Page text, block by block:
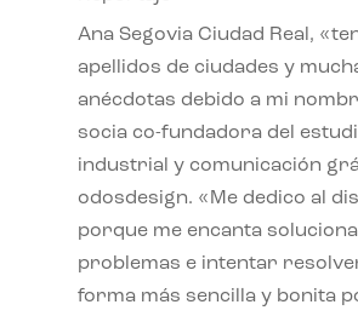
Ana Segovia Ciudad Real,
apellidos de ciudades y
anécdotas debido a mi
socia co-fundadora del
industrial y comunicación
odosdesign. «Me dedico al
porque me encanta
problemas e intentar
forma más sencilla y bonita